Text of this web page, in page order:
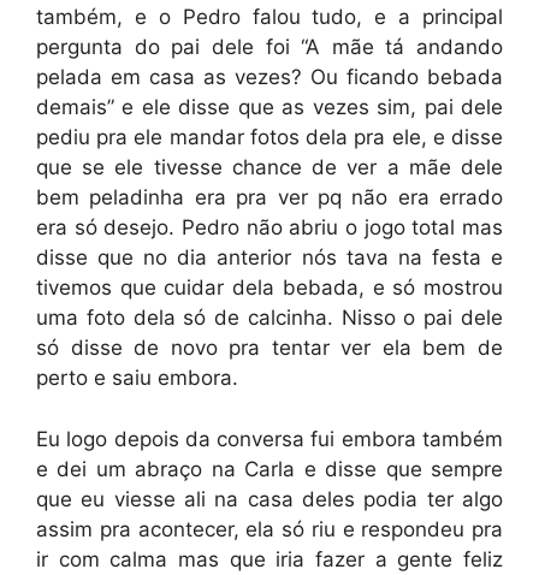
também, e o Pedro falou tudo, e a principal
pergunta do pai dele foi “A mãe tá andando
pelada em casa as vezes? Ou ficando bebada
demais” e ele disse que as vezes sim, pai dele
pediu pra ele mandar fotos dela pra ele, e disse
que se ele tivesse chance de ver a mãe dele
bem peladinha era pra ver pq não era errado
era só desejo. Pedro não abriu o jogo total mas
disse que no dia anterior nós tava na festa e
tivemos que cuidar dela bebada, e só mostrou
uma foto dela só de calcinha. Nisso o pai dele
só disse de novo pra tentar ver ela bem de
perto e saiu embora.
Eu logo depois da conversa fui embora também
e dei um abraço na Carla e disse que sempre
que eu viesse ali na casa deles podia ter algo
assim pra acontecer, ela só riu e respondeu pra
ir com calma mas que iria fazer a gente feliz